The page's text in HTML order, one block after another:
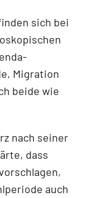
sich bei
Migration
beide wie
nach seiner
dass
auch